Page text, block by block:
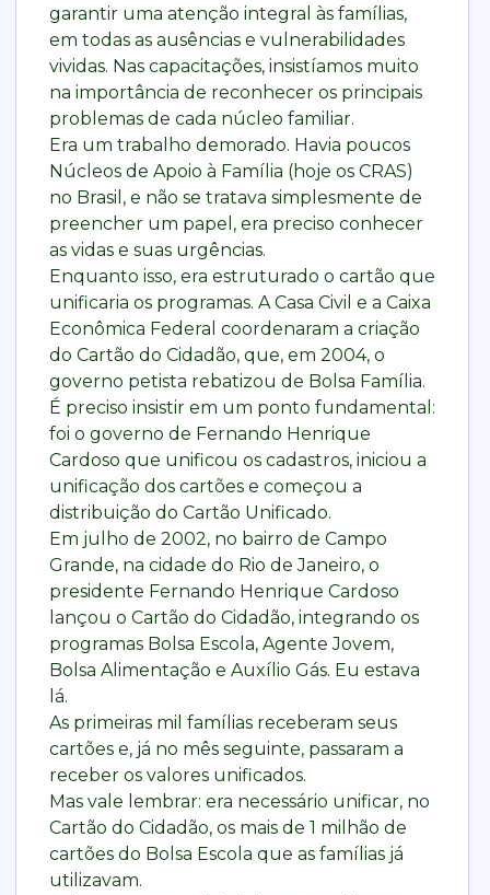
garantir uma atenção integral às famílias,
em todas as ausências e vulnerabilidades
vividas. Nas capacitações, insistíamos muito
na importância de reconhecer os principais
problemas de cada núcleo familiar.
Era um trabalho demorado. Havia poucos
Núcleos de Apoio à Família (hoje os CRAS)
no Brasil, e não se tratava simplesmente de
preencher um papel, era preciso conhecer
as vidas e suas urgências.
Enquanto isso, era estruturado o cartão que
unificaria os programas. A Casa Civil e a Caixa
Econômica Federal coordenaram a criação
do Cartão do Cidadão, que, em 2004, o
governo petista rebatizou de Bolsa Família.
É preciso insistir em um ponto fundamental:
foi o governo de Fernando Henrique
Cardoso que unificou os cadastros, iniciou a
unificação dos cartões e começou a
distribuição do Cartão Unificado.
Em julho de 2002, no bairro de Campo
Grande, na cidade do Rio de Janeiro, o
presidente Fernando Henrique Cardoso
lançou o Cartão do Cidadão, integrando os
programas Bolsa Escola, Agente Jovem,
Bolsa Alimentação e Auxílio Gás. Eu estava
lá.
As primeiras mil famílias receberam seus
cartões e, já no mês seguinte, passaram a
receber os valores unificados.
Mas vale lembrar: era necessário unificar, no
Cartão do Cidadão, os mais de 1 milhão de
cartões do Bolsa Escola que as famílias já
utilizavam.